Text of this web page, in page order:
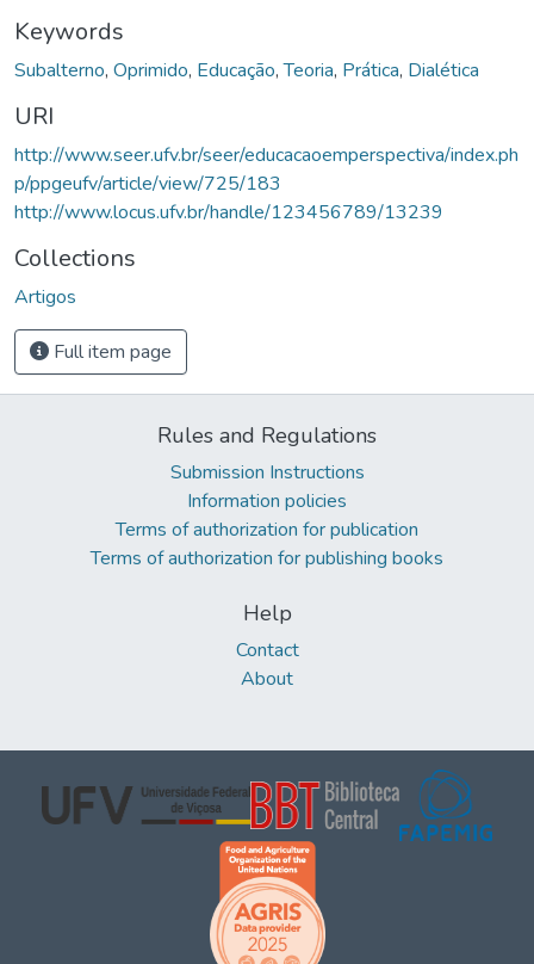
Keywords
Subalterno, Oprimido, Educação,Teoria, Prática, Dialética
URI
http://www.seer.ufv.br/seer/educacaoemperspectiva/index.ph
p/ppgeufv/article/view/725/183
http://www.locus.ufv.br/handle/123456789/13239
Collections
Artigos
Full item page
Rules and Regulations
Submission Instructions
Information policies
Terms of authorization for publication
Terms of authorization for publishing books
Help
Contact
About